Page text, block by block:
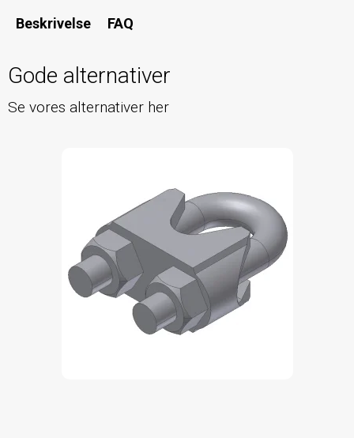
Beskrivelse FAQ
Gode alternativer
Se vores alternativer her